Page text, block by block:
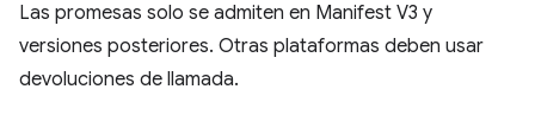
Las promesas solo se admiten en Manifest V3 y
versiones posteriores. Otras plataformas deben usar
devoluciones de llamada.